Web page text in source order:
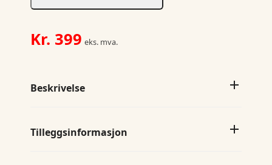
Tee
antall
Kr. 399 eks. mva.
Beskrivelse
Tilleggsinformasjon